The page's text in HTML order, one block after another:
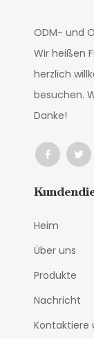
ODM- und
Wir heißen
herzlich
besuchen.
Danke!
Heim
Über uns
Produkte
Nachricht
Kontaktiere